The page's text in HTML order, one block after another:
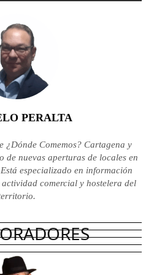
PERALTA
¿Dónde Comemos? Cartagena y
de nuevas aperturas de locales en
especializado en información
comercial y hostelera del